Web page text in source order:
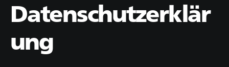
Datenschutzerklär
ung